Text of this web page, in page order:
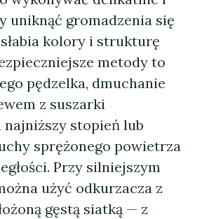
uniknąć gromadzenia się
kolory i strukturę
metody to
pędzelka, dmuchanie
z suszarki
stopień lub
sprężonego powietrza
Przy silniejszym
użyć odkurzacza z
gęstą siatką — z